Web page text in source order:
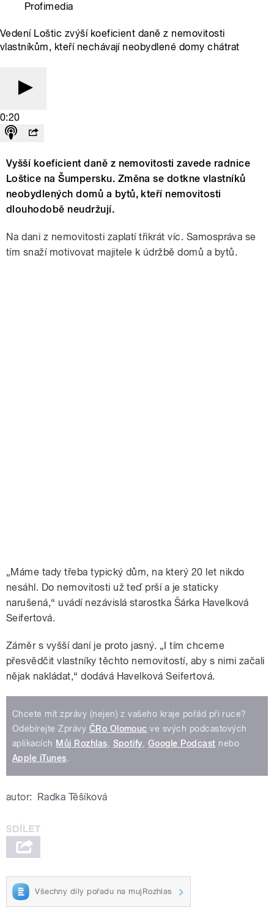
Profimedia
Vedení Loštic zvýší koeficient daně z nemovitosti
vlastníkům, kteří nechávají neobydlené domy chátrat
0:20
Vyšší koeficient daně z nemovitosti zavede radnice
Loštice na Šumpersku. Změna se dotkne vlastníků
neobydlených domů a bytů, kteří nemovitosti
dlouhodobě neudržují.
Na dani z nemovitosti zaplatí třikrát víc. Samospráva se
tím snaží motivovat majitele k údržbě domů a bytů.
„Máme tady třeba typický dům, na který 20 let nikdo
nesáhl. Do nemovitosti už teď prší a je staticky
narušená,“ uvádí nezávislá starostka Šárka Havelková
Seifertová.
Záměr s vyšší daní je proto jasný. „I tím chceme
přesvědčit vlastníky těchto nemovitostí, aby s nimi začali
nějak nakládat,“ dodává Havelková Seifertová.
Chcete mít zprávy (nejen) z vašeho kraje pořád při ruce?
Odebírejte Zprávy ČRo Olomouc ve svých podcastových
aplikacích Můj Rozhlas Spotify Google Podcast nebo
Apple iTunes
autor: Radka Těšíková
Všechny díly pořadu na mujRozhlas